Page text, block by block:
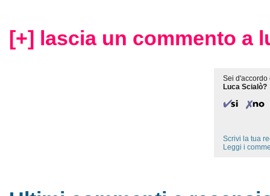
[+] lascia un commento a
Sei d'accordo
Luca Scialò?
Scrivi la tua
Leggi i